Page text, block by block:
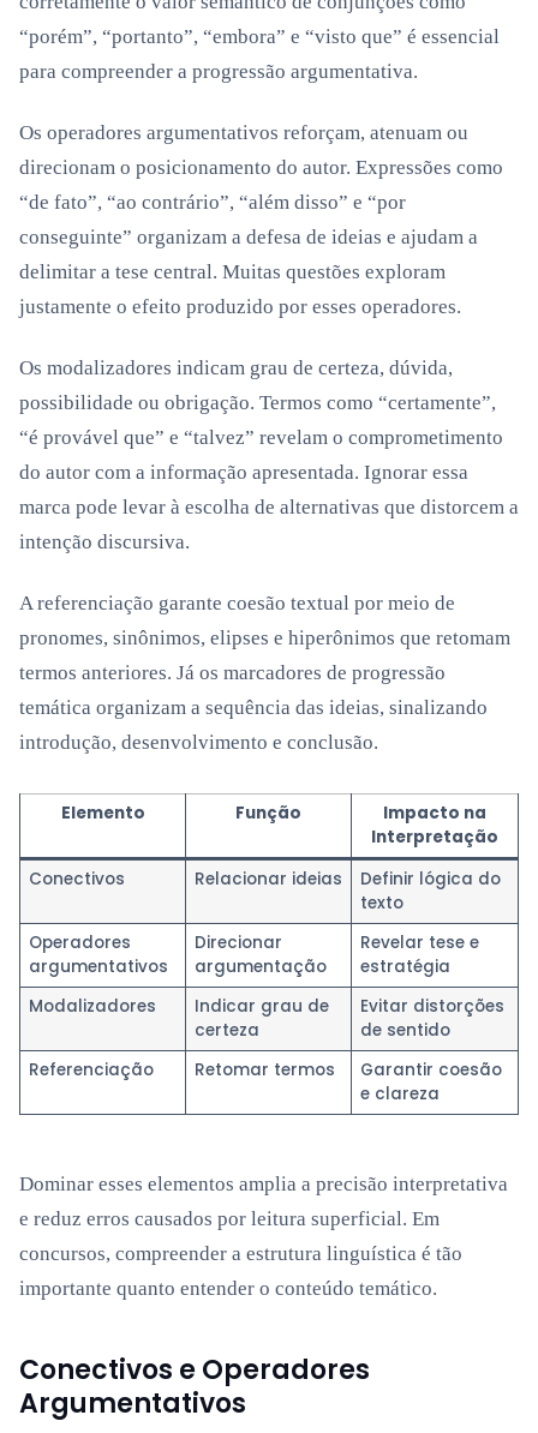
“porém”, “portanto”, “embora” e “visto que” é essencial
para compreender a progressão argumentativa.
Os operadores argumentativos reforçam, atenuam ou
direcionam o posicionamento do autor. Expressões como
“de fato”, “ao contrário”, “além disso” e “por
conseguinte” organizam a defesa de ideias e ajudam a
delimitar a tese central. Muitas questões exploram
justamente o efeito produzido por esses operadores.
Os modalizadores indicam grau de certeza, dúvida,
possibilidade ou obrigação. Termos como “certamente”,
“é provável que” e “talvez” revelam o comprometimento
do autor com a informação apresentada. Ignorar essa
marca pode levar à escolha de alternativas que distorcem a
intenção discursiva.
A referenciação garante coesão textual por meio de
pronomes, sinônimos, elipses e hiperônimos que retomam
termos anteriores. Já os marcadores de progressão
temática organizam a sequência das ideias, sinalizando
introdução, desenvolvimento e conclusão.
Elemento Função
Impacto na
Interpretação
Conectivos
Relacionar ideias
Definir lógica do
texto
Operadores
argumentativos
Direcionar
argumentação
Revelar tese e
estratégia
Modalizadores
Indicar grau de
certeza
Evitar distorções
de sentido
Referenciação
Retomar termos
Garantir coesão
e clareza
Dominar esses elementos amplia a precisão interpretativa
e reduz erros causados por leitura superficial. Em
concursos, compreender a estrutura linguística é tão
importante quanto entender o conteúdo temático.
Conectivos e Operadores
Argumentativos